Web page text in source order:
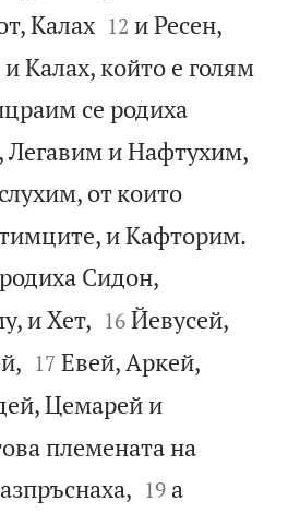
Калах
12 и Ресен,
Калах, който е голям
се родиха
и Нафтухим,
от които
и Кафторим.
Сидон,
и Хет, 

16 Йевусей,


17 Евей, Аркей,
Цемарей и
племената на


19 а